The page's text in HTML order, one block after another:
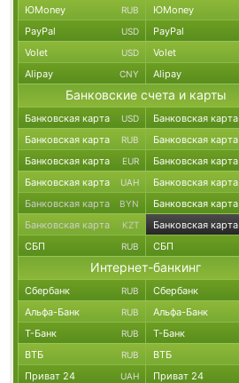
ЮMoney RUB ЮMoney
PayPal USD PayPal
Volet USD Volet
Alipay CNY Alipay
Банковские счета и карты
Банковская карта USD Банковская карта
Банковская карта RUB Банковская карта
Банковская карта EUR Банковская карта
Банковская карта UAH Банковская карта
Банковская карта BYN Банковская карта
Банковская карта KZT Банковская карта
СБП RUB СБП
Интернет-банкинг
Сбербанк RUB Сбербанк
Альфа-Банк RUB Альфа-Банк
Т-Банк RUB Т-Банк
ВТБ RUB ВТБ
Приват 24 UAH Приват 24